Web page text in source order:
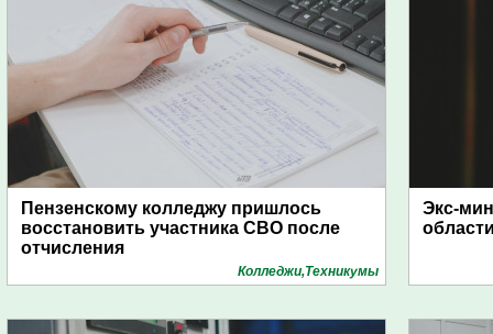
Пензенскому колледжу пришлось
восстановить участника СВО после
отчисления
Колледжи,Техникумы
Экс-